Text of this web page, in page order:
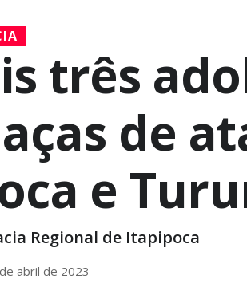
três
de
e
Regional de Itapipoca
abril de 2023